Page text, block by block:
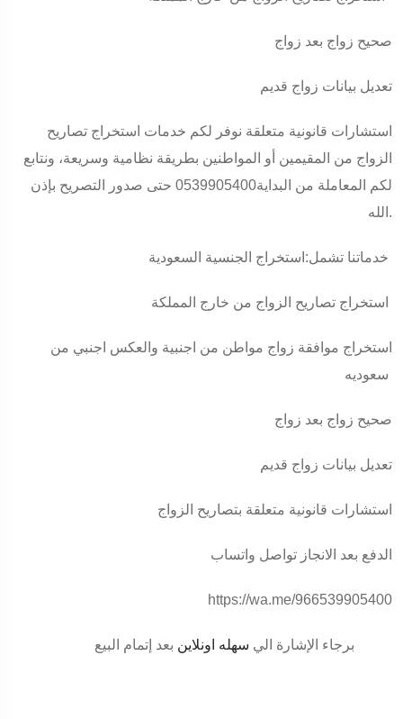
صحيح زواج بعد زواج
تعديل بيانات زواج قديم
استشارات قانونية متعلقة نوفر لكم خدمات استخراج تصاريح
الزواج من المقيمين أو المواطنين بطريقة نظامية وسريعة، ونتابع
لكم المعاملة من البداية0539905400 حتى صدور التصريح بإذن
الله.
استخراج موافقة زواج مواطن من اجنبية والعكس اجنبي من
صحيح زواج بعد زواج
تعديل بيانات زواج قديم
استشارات قانونية متعلقة بتصاريح الزواج
الدفع بعد الانجاز تواصل واتساب
https://wa.me/966539905400
برجاء الإشارة الي سهله اونلاين بعد إتمام البيع